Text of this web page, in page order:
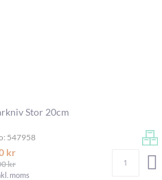
Stor 20cm
547958
kr
kr
moms